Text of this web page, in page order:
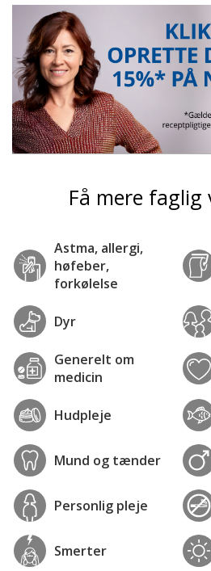
Få mere faglig
Astma, allergi,
høfeber,
forkølelse
Dyr
Generelt om
medicin
Hudpleje
Mund og tænder
Personlig pleje
Smerter